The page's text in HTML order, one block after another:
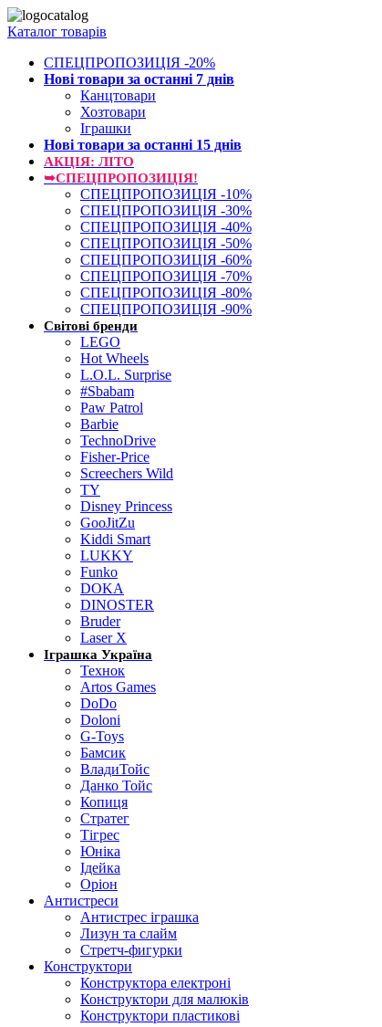
Каталог товарів
СПЕЦПРОПОЗИЦІЯ -20%
Нові товари за останнi 7 днiв
Канцтовари
Хозтовари
Іграшки
Нові товари за останнi 15 днiв
АКЦІЯ: ЛІТО
➥СПЕЦПРОПОЗИЦІЯ!
СПЕЦПРОПОЗИЦІЯ -10%
СПЕЦПРОПОЗИЦІЯ -30%
СПЕЦПРОПОЗИЦІЯ -40%
СПЕЦПРОПОЗИЦІЯ -50%
СПЕЦПРОПОЗИЦІЯ -60%
СПЕЦПРОПОЗИЦІЯ -70%
СПЕЦПРОПОЗИЦІЯ -80%
СПЕЦПРОПОЗИЦІЯ -90%
Світові бренди
LEGO
Hot Wheels
L.O.L. Surprise
#Sbabam
Paw Patrol
Barbie
TechnoDrive
Fisher-Price
Screechers Wild
TY
Disney Princess
GooJitZu
Kiddi Smart
LUKKY
Funko
DOKA
DINOSTER
Bruder
Laser X
Іграшка Україна
Технок
Artos Games
DoDo
Doloni
G-Toys
Бамсик
ВладиТойс
Данко Тойс
Копиця
Стратег
Тігрес
Юніка
Ідейка
Оріон
Антистреси
Антистрес іграшка
Лизун та слайм
Стретч-фигурки
Конструктори
Конструктора електроні
Конструктори для малюків
Конструктори пластикові